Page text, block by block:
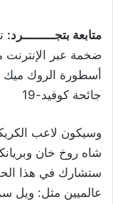
متابعة بتجـــــــــرد:
ضخمة عبر الإنترنت
أسطورة الروك ميك
جائحة كوفيد-19
وسيكون لاعب
شاه روخ خان
ستشارك في هذا
عالميين مثل: ويل